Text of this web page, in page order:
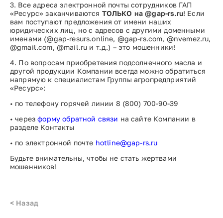
3. Все адреса электронной почты сотрудников ГАП
«Ресурс» заканчиваются ТОЛЬКО на @gap-rs.ru! Если
вам поступают предложения от имени наших
юридических лиц, но с адресов с другими доменными
именами (@gap-resurs.online, @gap-rs.com, @nvemez.ru,
@gmail.com, @mail.ru и т.д.) – это мошенники!
4. По вопросам приобретения подсолнечного масла и
другой продукции Компании всегда можно обратиться
напрямую к специалистам Группы агропредприятий
«Ресурс»:
• по телефону горячей линии 8 (800) 700-90-39
•черезформу обратной связи на сайте Компании в
разделе Контакты
• по электронной почте hotline@gap-rs.ru
Будьте внимательны, чтобы не стать жертвами
мошенников!
< Назад